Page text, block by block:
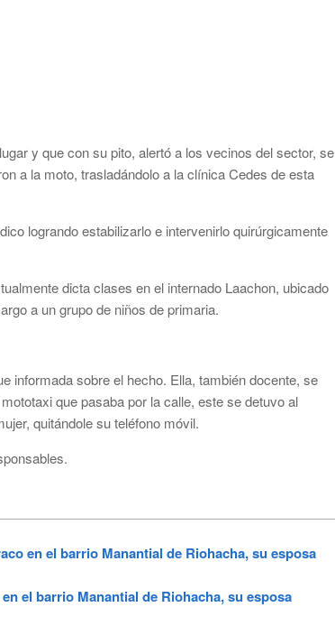
y que con su pito, alertó a los vecinos del sector, se
a la moto, trasladándolo a la clínica Cedes de esta
logrando estabilizarlo e intervenirlo quirúrgicamente
dicta clases en el internado Laachon, ubicado
a un grupo de niños de primaria.
informada sobre el hecho. Ella, también docente, se
que pasaba por la calle, este se detuvo al
quitándole su teléfono móvil.
en el barrio Manantial de Riohacha, su esposa
el barrio Manantial de Riohacha, su esposa